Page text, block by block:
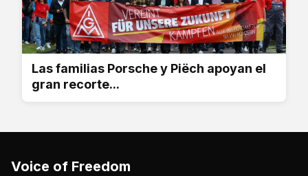
Las familias Porsche y Piëch apoyan el
gran recorte...
Voice of Freedom